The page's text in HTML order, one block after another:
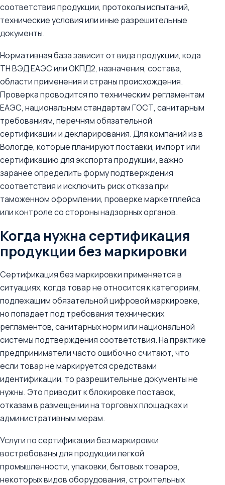
соответствия продукции, протоколы испытаний,
технические условия или иные разрешительные
документы.
Нормативная база зависит от вида продукции, кода
ТН ВЭД ЕАЭС или ОКПД2, назначения, состава,
области применения и страны происхождения.
Проверка проводится по техническим регламентам
ЕАЭС, национальным стандартам ГОСТ, санитарным
требованиям, перечням обязательной
сертификации и декларирования. Для компаний из в
Вологде, которые планируют поставки, импорт или
сертификацию для экспорта продукции, важно
заранее определить форму подтверждения
соответствия и исключить риск отказа при
таможенном оформлении, проверке маркетплейса
или контроле со стороны надзорных органов.
Когда нужна сертификация
продукции без маркировки
Сертификация без маркировки применяется в
ситуациях, когда товар не относится к категориям,
подлежащим обязательной цифровой маркировке,
но попадает под требования технических
регламентов, санитарных норм или национальной
системы подтверждения соответствия. На практике
предприниматели часто ошибочно считают, что
если товар не маркируется средствами
идентификации, то разрешительные документы не
нужны. Это приводит к блокировке поставок,
отказам в размещении на торговых площадках и
административным мерам.
Услуги по сертификации без маркировки
востребованы для продукции легкой
промышленности, упаковки, бытовых товаров,
некоторых видов оборудования, строительных